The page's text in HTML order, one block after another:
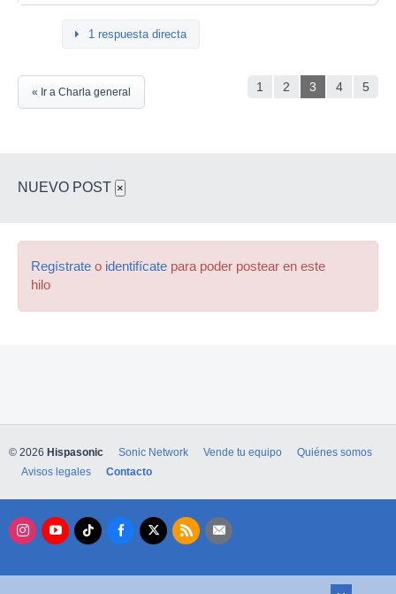
1 respuesta directa
1 2 3 4 5
« Ir a Charla general
NUEVO POST ×
Regístrate o identifícate para poder postear en este
hilo
© 2026 Hispasonic Sonic Network Vende tu equipo
Quiénes somos
Avisos legales
Contacto